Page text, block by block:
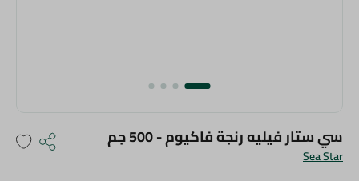
Sea Star
سي ستار فيليه رنجة فاكيوم - 500 جم